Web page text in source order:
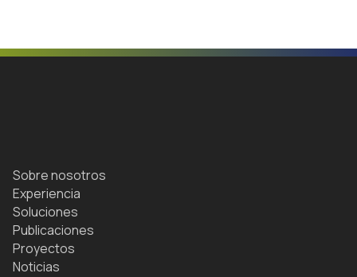
Sobre nosotros
Experiencia
Soluciones
Publicaciones
Proyectos
Noticias